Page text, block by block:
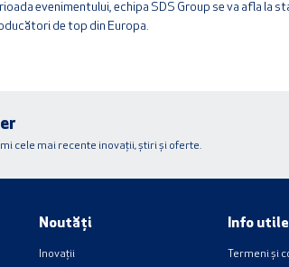
evenimentului, echipa SDS Group se va afla la
de top din Europa.
cele mai recente inovații, știri și oferte.
Noutăți
Inovații
Info utile
Termeni și